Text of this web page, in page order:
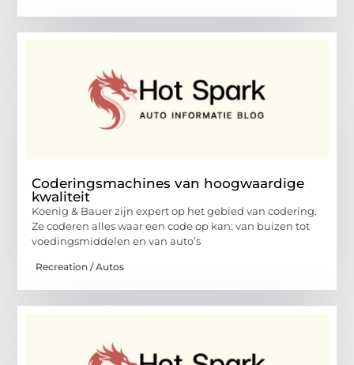
Coderingsmachines van hoogwaardige
kwaliteit
Koenig & Bauer zijn expert op het gebied van codering.
Ze coderen alles waar een code op kan: van buizen tot
voedingsmiddelen en van auto’s
Recreation / Autos